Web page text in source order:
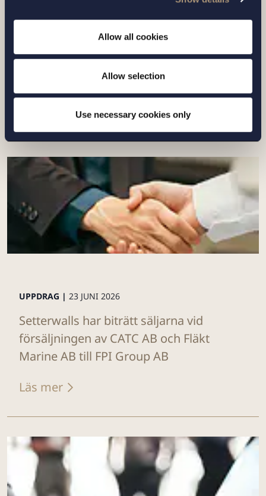
Allow all cookies
Allow selection
Use necessary cookies only
Setterwalls har biträtt EnBW vid
försäljningen av bolagets svenska
plattform för förnyelsebar energi till
UPPDRAG | 23 JUNI 2026
Setterwalls har biträtt säljarna vid
försäljningen av CATC AB och Fläkt
Marine AB till FPI Group AB
Läs mer